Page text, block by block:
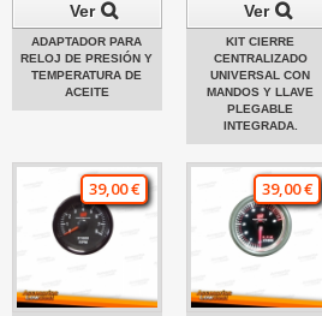
Ver
ADAPTADOR PARA
RELOJ DE PRESIÓN Y
TEMPERATURA DE
ACEITE
Ver
KIT CIERRE
CENTRALIZADO
UNIVERSAL CON
MANDOS Y LLAVE
PLEGABLE
INTEGRADA.
39,00 € 39,00 €